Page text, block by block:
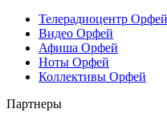
Телерадиоцентр Орфей
Видео Орфей
Афиша Орфей
Ноты Орфей
Коллективы Орфей
Партнеры